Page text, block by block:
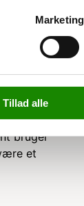
Marketing
Tillad alle
Vores
du
er en
bruger
et